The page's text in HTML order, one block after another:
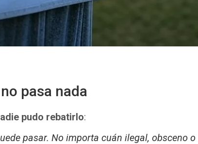
pasa nada
pudo rebatirlo:
pasar. No importa cuán ilegal, obsceno